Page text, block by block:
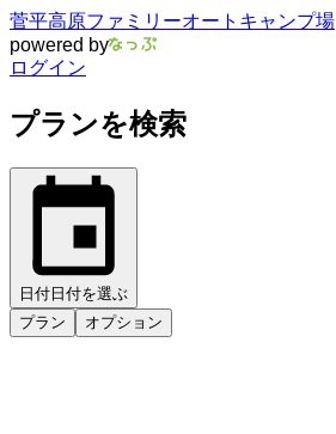
菅平高原ファミリーオートキャンプ場
powered by
ログイン
プランを検索
日付 日付を選ぶ
プラン
オプション